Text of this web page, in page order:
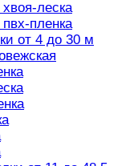
леска
пленка
от 4 до 30 м